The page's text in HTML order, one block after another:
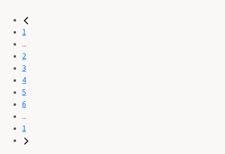
1
...
2
3
4
5
6
...
1